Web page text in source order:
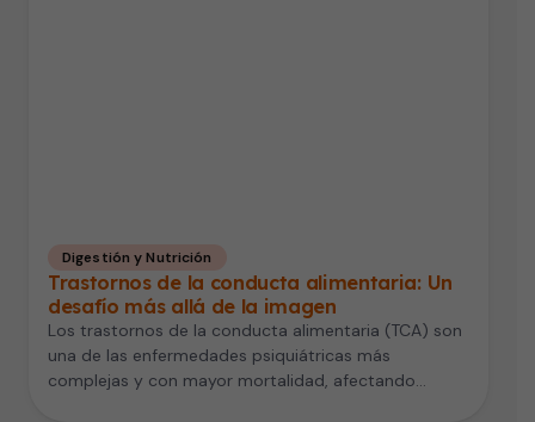
Digestión y Nutrición
Trastornos de la conducta alimentaria: Un
desafío más allá de la imagen
Los trastornos de la conducta alimentaria (TCA) son
una de las enfermedades psiquiátricas más
complejas y con mayor mortalidad, afectando…